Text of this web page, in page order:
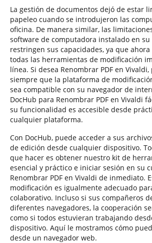
La gestión de documentos dejó de estar
papeleo cuando se introdujeron las
oficina. De manera similar, las
software de computadora instalado en
restringen sus capacidades, ya que
todas las herramientas de modificación
línea. Si desea Renombrar PDF en
siempre que la plataforma de
sea compatible con su navegador de
DocHub para Renombrar PDF en Vivaldi
su funcionalidad es accesible desde
cualquier plataforma.
Con DocHub, puede acceder a sus
de edición desde cualquier dispositivo.
que hacer es obtener nuestro kit de
esencial y práctico e iniciar sesión en su
Renombrar PDF en Vivaldi de inmediato.
modificación es igualmente adecuado
colaborativo. Incluso si sus compañeros
diferentes navegadores, la cooperación
como si todos estuvieran trabajando
dispositivo. Aquí le mostramos cómo
desde un navegador web.